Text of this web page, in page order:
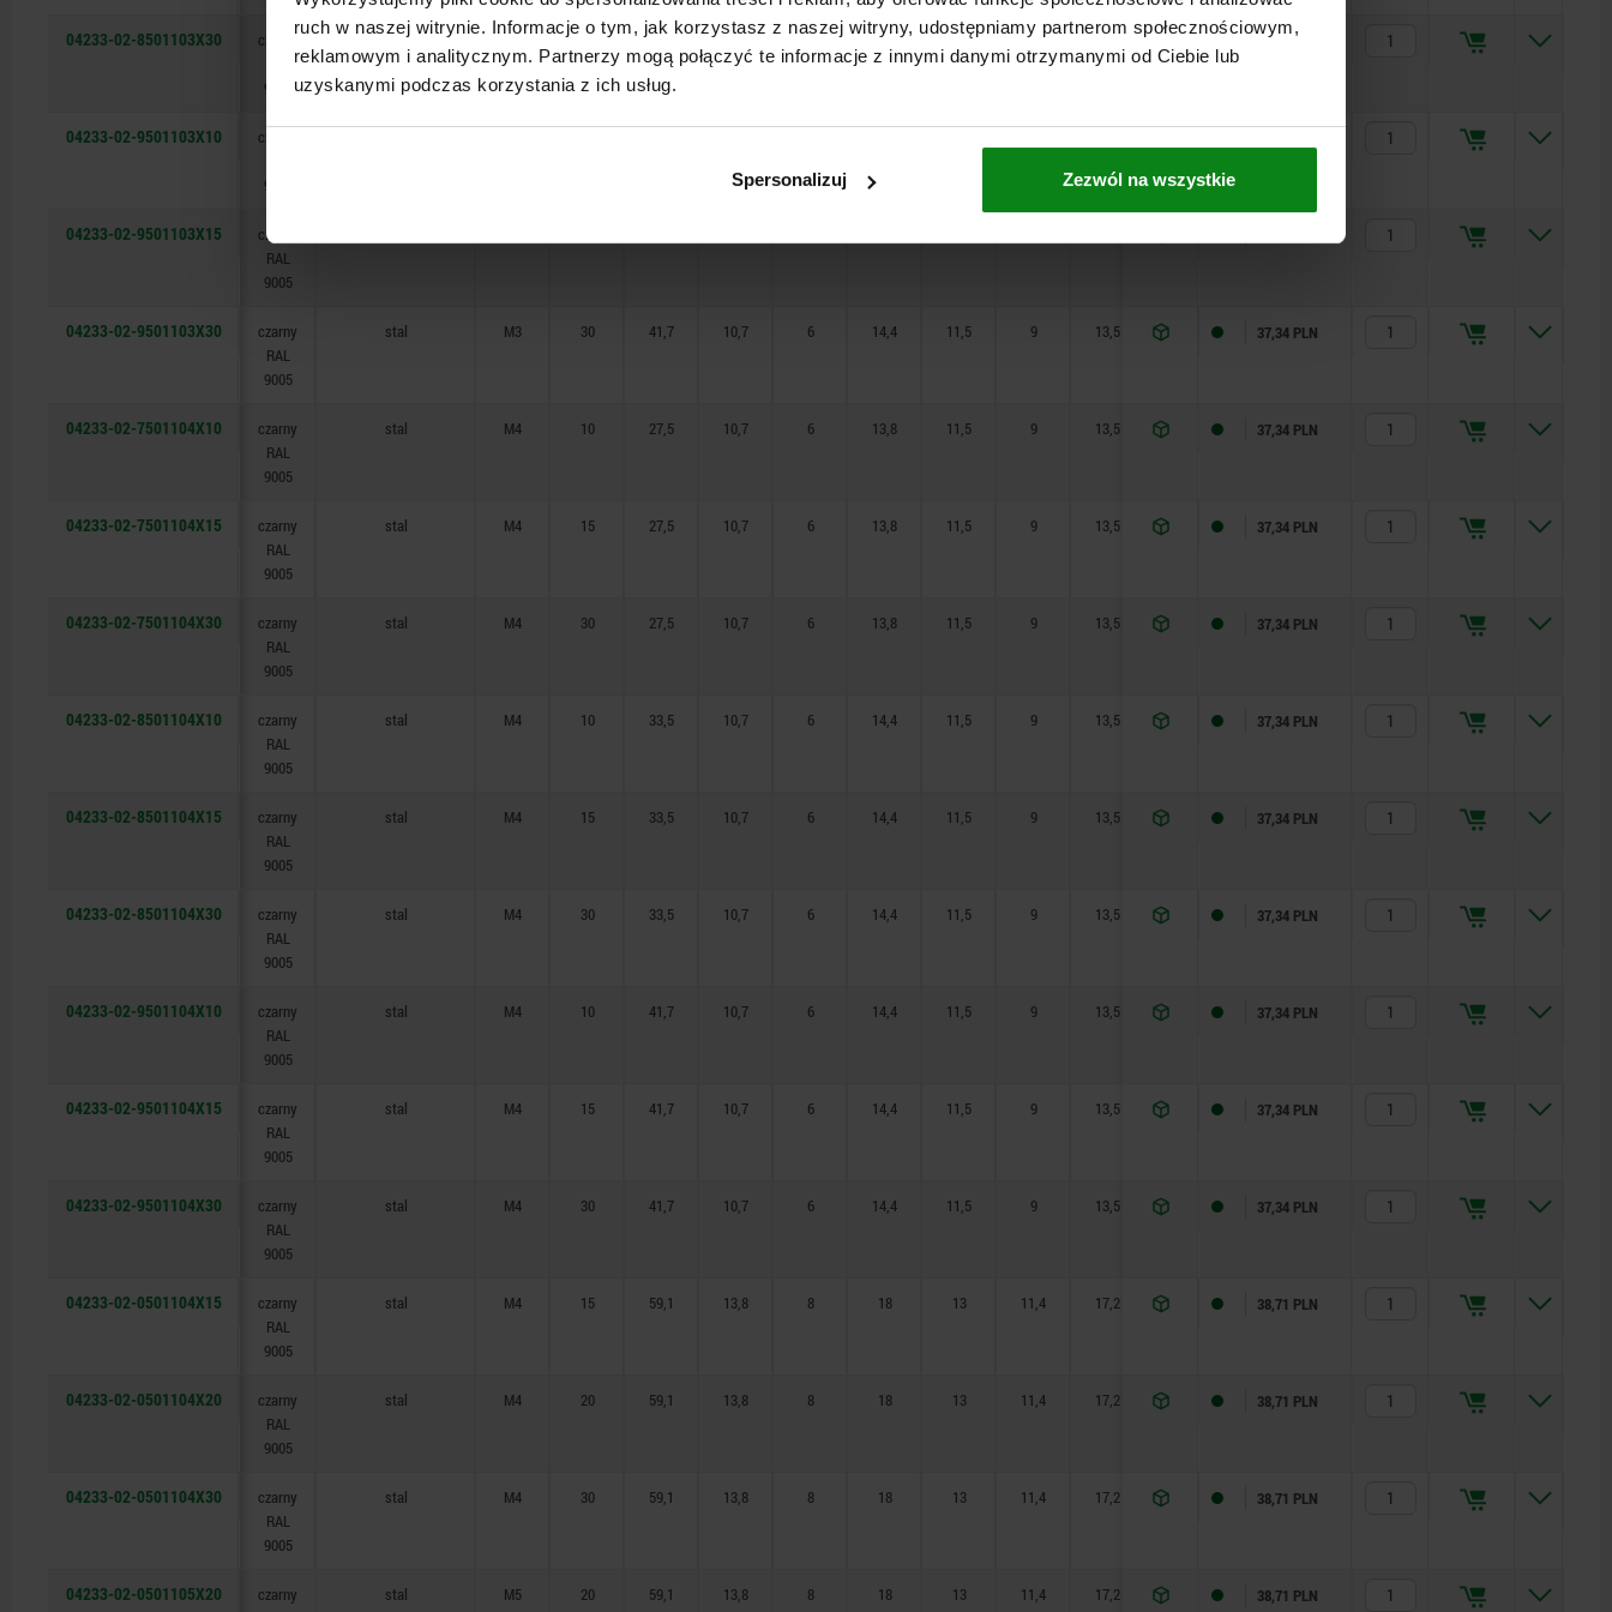
ruch w naszej witrynie. Informacje o tym, jak korzystasz z naszej witryny, udostępniamy partnerom społecznościowym,
reklamowym i analitycznym. Partnerzy mogą połączyć te informacje z innymi danymi otrzymanymi od Ciebie lub
uzyskanymi podczas korzystania z ich usług.
Spersonalizuj Zezwól na wszystkie
04233-02-8501103X30
czarny
9005
stal M3 30 33,5 10,7 6 14,4 11,5 9 13,5 28 137,34 PLN
04233-02-9501103X10
czarny
9005
04233-02-9501103X15
czarny
RAL
9005
1,5
04233-02-9501103X30
czarny
RAL
9005
stal M3 30 41,7 10,7 6 14,4 11,5 9 13,5 137,34 PLN
04233-02-7501104X10
czarny
RAL
9005
stal M4 10 27,5 10,7 6 13,8 11,5 9 13,5 137,34 PLN
04233-02-7501104X15
czarny
RAL
9005
stal M4 15 27,5 10,7 6 13,8 11,5 9 13,5 137,34 PLN
04233-02-7501104X30
czarny
RAL
9005
stal M4 30 27,5 10,7 6 13,8 11,5 9 13,5 137,34 PLN
04233-02-8501104X10
czarny
RAL
9005
stal M4 10 33,5 10,7 6 14,4 11,5 9 13,5 137,34 PLN
04233-02-8501104X15
czarny
RAL
9005
stal M4 15 33,5 10,7 6 14,4 11,5 9 13,5 137,34 PLN
04233-02-8501104X30
czarny
RAL
9005
stal M4 30 33,5 10,7 6 14,4 11,5 9 13,5 137,34 PLN
04233-02-9501104X10
czarny
RAL
9005
stal M4 10 41,7 10,7 6 14,4 11,5 9 13,5 137,34 PLN
04233-02-9501104X15
czarny
RAL
9005
stal M4 15 41,7 10,7 6 14,4 11,5 9 13,5 137,34 PLN
04233-02-9501104X30
czarny
RAL
9005
stal M4 30 41,7 10,7 6 14,4 11,5 9 13,5 137,34 PLN
04233-02-0501104X15
czarny
RAL
9005
stal M4 15 59,1 13,8 8 18 13 11,4 17,2 1 100
38,71 PLN
04233-02-0501104X20
czarny
RAL
9005
stal M4 20 59,1 13,8 8 18 13 11,4 17,2 1 100
38,71 PLN
04233-02-0501104X30
czarny
RAL
9005
stal M4 30 59,1 13,8 8 18 13 11,4 17,2 1 100
38,71 PLN
04233-02-0501105X20
czarny
stal M5 20 59,1 13,8 8 18 13 11,4 17,2 1 100
38,71 PLN